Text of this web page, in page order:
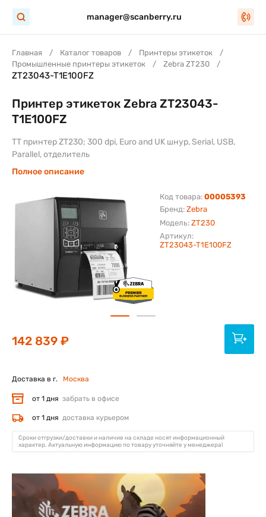
manager@scanberry.ru
Главная Каталог товаров
Принтеры этикеток
Промышленные принтеры этикеток
Zebra ZT230
ZT23043-T1E100FZ
Бренд: Zebra
Модель: ZT230
Код товара: 00005393
Артикул:
ZT23043-T1E100FZ
Принтер этикеток Zebra ZT23043-
T1E100FZ
TT принтер ZT230; 300 dpi, Euro and UK шнур, Serial, USB,
Parallel, отделитель
Полное описание
142 839 ₽
Доставка в г. Москва
от 1 дня забрать в офисе
от 1 дня доставка курьером
Сроки отгрузки/доставки и наличие на складе носят информационный
характер. Актуальную информацию по товару уточняйте у менеджера!